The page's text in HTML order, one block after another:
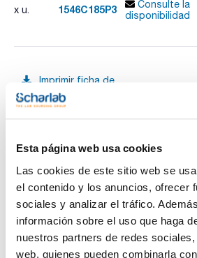
Esta página web usa cookies
Las cookies de este sitio web se
el contenido y los anuncios, ofrecer
sociales y analizar el tráfico.
información sobre el uso que haga
nuestros partners de redes
web, quienes pueden combinarla
x u. 1546C185P3
Consulte la
disponibilidad
Imprimir ficha de
producto
Características
Tamaño de partícula (μm) : 3
Diámetro interno (mm) : 4,6
Scharlab le ofrece las columnas
fabricadas por BISCHOFF
sílica esférica ultrapura (99,999%).
Estrictos controles de fabricación
constancia en: distribución de
Ver más
Documentación técnica
TDS / Ficha técnica
COA